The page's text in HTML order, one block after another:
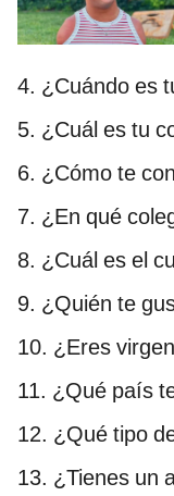
4. ¿Cuándo es
5. ¿Cuál es tu
6. ¿Cómo te
7. ¿En qué
8. ¿Cuál es el
9. ¿Quién te
10. ¿Eres
11. ¿Qué país
12. ¿Qué tipo
13. ¿Tienes un